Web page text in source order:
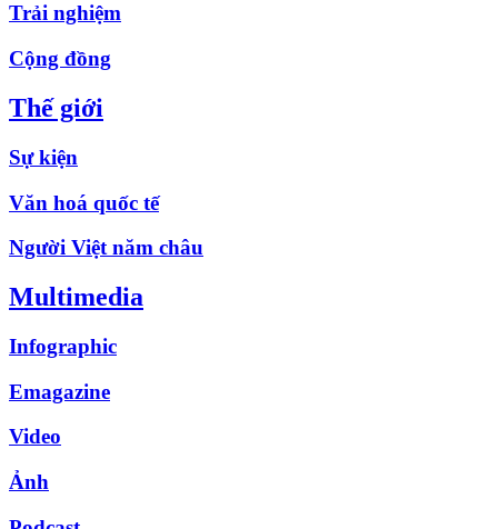
Trải nghiệm
Cộng đồng
Thế giới
Sự kiện
Văn hoá quốc tế
Người Việt năm châu
Multimedia
Infographic
Emagazine
Video
Ảnh